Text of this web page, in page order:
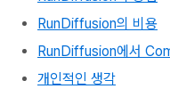
RunDiffusion의 비용
RunDiffusion에서
개인적인 생각